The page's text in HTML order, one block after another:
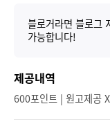
블로거라면 블로그
가능합니다!
제공내역
600포인트 | 원고제공 X